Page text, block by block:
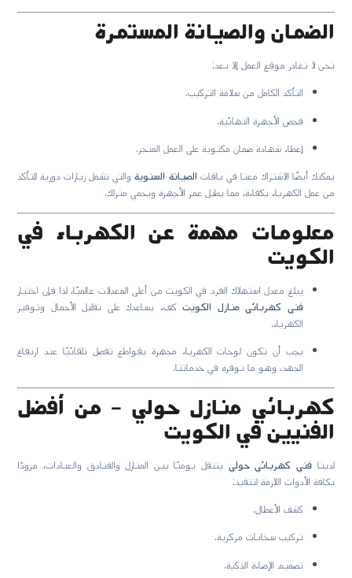
الضمان والصيانة المستمرة
نحن لا نغادر موقع العمل إلا بعد:
التأكد الكامل من سلامة التركيب.
فحص الأجهزة النهائية.
إعطاء شهادة ضمان مكتوبة على العمل المنجز.
يمكنك أيضًا الاشتراك معنا في باقات الصيانة السنويةوالتي تشمل زيارات دورية للتأكد
من عمل الكهرباء بكفاءة، مما يطيل عمر الأجهزة ويحمي منزلك.
معلومات مهمة عن الكهرباء في
الكويت
يبلغ معدل استهلاك الفرد في الكويت من أعلى المعدلات عالميًا، لذا فإن اختيار
فني كهربائي منازل الكويتكفء يساعدك على تقليل الأحمال وتوفير
الكهرباء.
يجب أن تكون لوحات الكهرباء مجهزة بقواطع تفصل تلقائيًا عند ارتفاع
الجهد، وهو ما نوفره في خدماتنا.
كهربائي منازل حولي – من أفضل
الفنيين في الكويت
لدينا فني كهربائي حولي يتنقل يوميًا بين المنازل والفنادق والعيادات، مزودًا
بكافة الأدوات اللازمة لتنفيذ:
كشف الأعطال.
تركيب سخانات مركزية.
تصميم الإضاءة الذكية.